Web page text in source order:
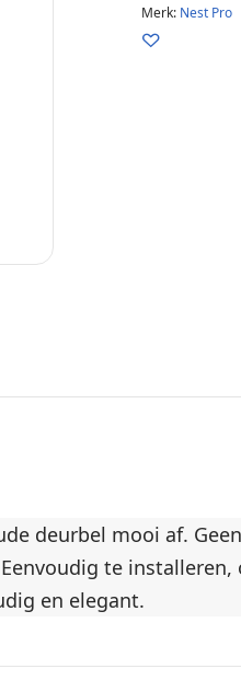
Merk: Nest Pro
deurbel mooi af.
te
en elegant.